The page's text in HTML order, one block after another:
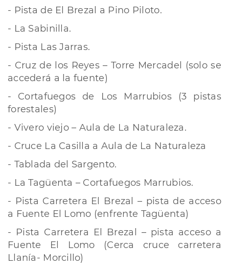
- Pista de El Brezal a Pino Piloto.
- La Sabinilla.
- Pista Las Jarras.
- Cruz de los Reyes – Torre Mercadel (solo se
accederá a la fuente)
- Cortafuegos de Los Marrubios (3 pistas
forestales)
- Vivero viejo – Aula de La Naturaleza.
- Cruce La Casilla a Aula de La Naturaleza
- Tablada del Sargento.
- La Tagüenta – Cortafuegos Marrubios.
- Pista Carretera El Brezal – pista de acceso
a Fuente El Lomo (enfrente Tagüenta)
- Pista Carretera El Brezal – pista acceso a
Fuente El Lomo (Cerca cruce carretera
Llanía- Morcillo)